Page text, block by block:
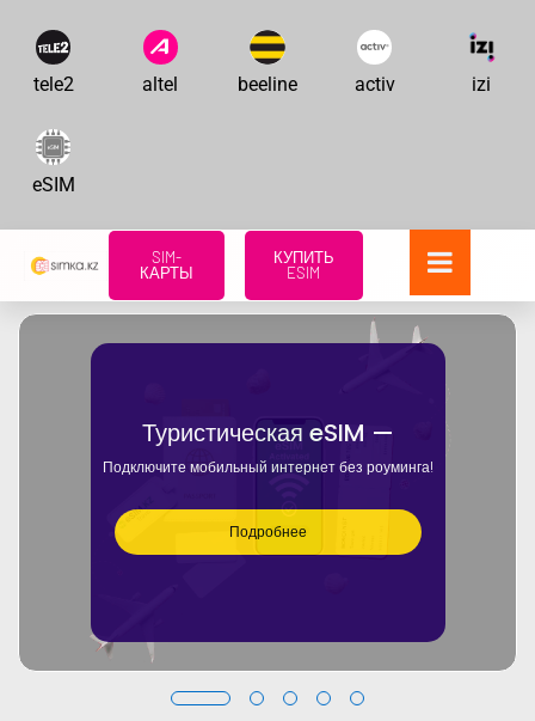
tele2 altel beeline activ izi
eSIM
SIM-
КАРТЫ
КУПИТЬ
ESIM
Туристическая eSIM —
Подключите мобильный интернет без роуминга!
Подробнее